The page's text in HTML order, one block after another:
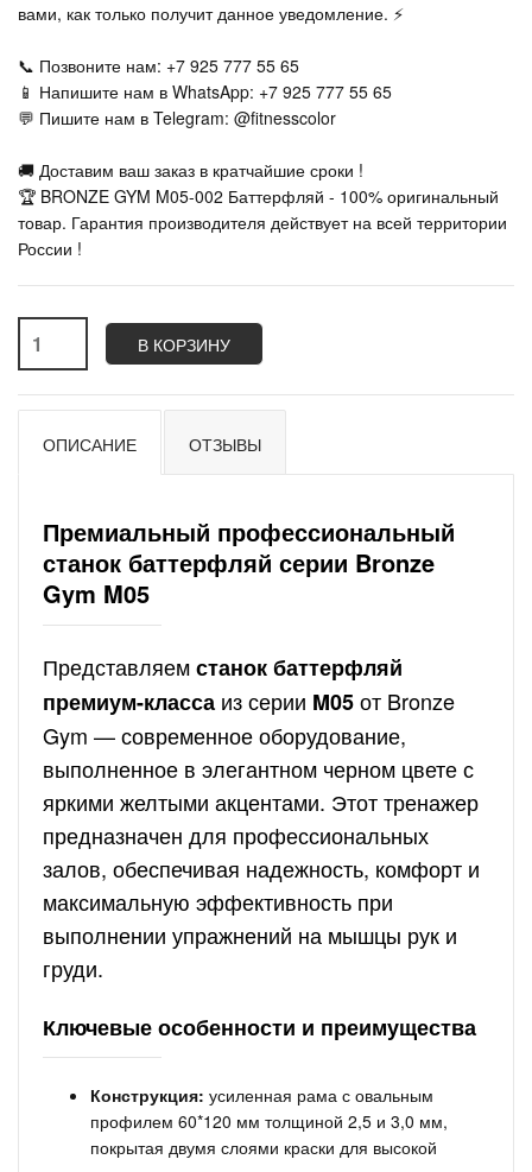
вами, как только получит данное уведомление. ⚡
📞 Позвоните нам: +7 925 777 55 65
📱 Напишите нам в WhatsApp: +7 925 777 55 65
💬 Пишите нам в Telegram: @fitnesscolor
🚚 Доставим ваш заказ в кратчайшие сроки !
🏆 BRONZE GYM M05-002 Баттерфляй - 100% оригинальный
товар. Гарантия производителя действует на всей территории
России !
В КОРЗИНУ
ОПИСАНИЕ ОТЗЫВЫ
Премиальный профессиональный
станок баттерфляй серии Bronze
Gym M05
Представляемстанок баттерфляй
премиум-класса из серии M05от Bronze
Gym — современное оборудование,
выполненное в элегантном черном цвете с
яркими желтыми акцентами. Этот тренажер
предназначен для профессиональных
залов, обеспечивая надежность, комфорт и
максимальную эффективность при
выполнении упражнений на мышцы рук и
груди.
Ключевые особенности и преимущества
Конструкция: усиленная рама с овальным
профилем 60*120 мм толщиной 2,5 и 3,0 мм,
покрытая двумя слоями краски для высокой